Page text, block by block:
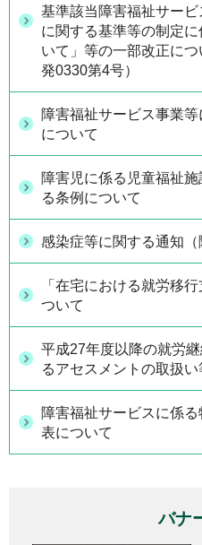
基準該当障害福祉サー
に関する基準等の制定
いて」等の一部改正に
発0330第4号）
障害福祉サービス事業
について
障害児に係る児童福祉
る条例について
感染症等に関する通知（
「在宅における就労移
ついて
平成27年度以降の就労
るアセスメントの取扱い
障害福祉サービスに係
表について
バナ